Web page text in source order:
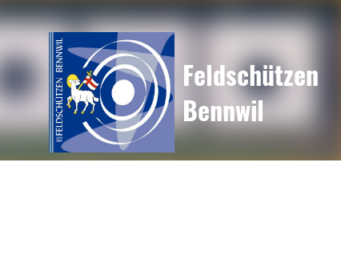
Feldschützen
Bennwil